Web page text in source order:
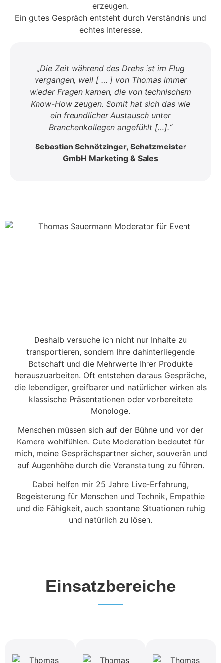
erzeugen.
Ein gutes Gespräch entsteht durch Verständnis und
echtes Interesse.
„Die Zeit während des Drehs ist im Flug
vergangen, weil [ … ] von Thomas immer
wieder Fragen kamen, die von technischem
Know-How zeugen. Somit hat sich das wie
ein freundlicher Austausch unter
Branchenkollegen angefühlt […].“
Sebastian Schnötzinger, Schatzmeister
GmbH Marketing & Sales
Deshalb versuche ich nicht nur Inhalte zu
transportieren, sondern Ihre dahinterliegende
Botschaft und die Mehrwerte Ihrer Produkte
herauszuarbeiten. Oft entstehen daraus Gespräche,
die lebendiger, greifbarer und natürlicher wirken als
klassische Präsentationen oder vorbereitete
Monologe.
Menschen müssen sich auf der Bühne und vor der
Kamera wohlfühlen. Gute Moderation bedeutet für
mich, meine Gesprächspartner sicher, souverän und
auf Augenhöhe durch die Veranstaltung zu führen.
Dabei helfen mir 25 Jahre Live-Erfahrung,
Begeisterung für Menschen und Technik, Empathie
und die Fähigkeit, auch spontane Situationen ruhig
und natürlich zu lösen.
Einsatzbereiche